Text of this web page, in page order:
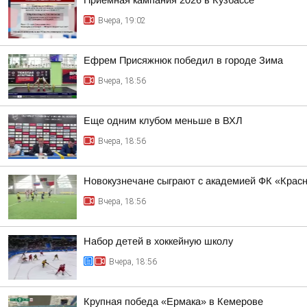
Вчера, 19:02
Ефрем Присяжнюк победил в городе Зима
Вчера, 18:56
Еще одним клубом меньше в ВХЛ
Вчера, 18:56
Новокузнечане сыграют с академией ФК
Вчера, 18:56
Набор детей в хоккейную школу
Вчера, 18:56
Крупная победа «Ермака» в Кемерове